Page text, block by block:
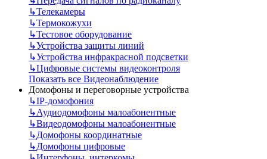
↳Телекамеры
↳Термокожухи
↳Тестовое оборудование
↳Устройства защиты линий
↳Устройства инфракрасной подсветки
↳Цифровые системы видеоконтроля
Показать все Видеонаблюдение
Домофоны и переговорные устройства
↳IP-домофония
↳Аудиодомофоны малоабонентные
↳Видеодомофоны малоабонентные
↳Домофоны координатные
↳Домофоны цифровые